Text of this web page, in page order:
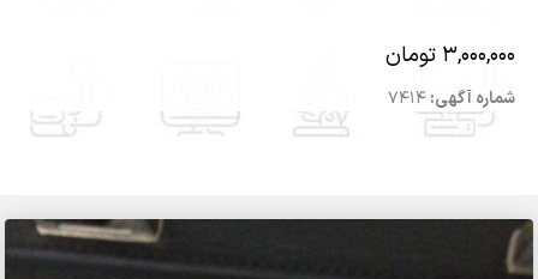
3,000,000 تومان
شماره آگهی:7414